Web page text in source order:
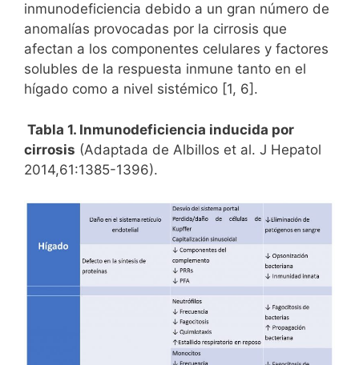
inmunodeficiencia debido a un gran número de
anomalías provocadas por la cirrosis que
afectan a los componentes celulares y factores
solubles de la respuesta inmune tanto en el
hígado como a nivel sistémico [1, 6].
Tabla 1. Inmunodeficiencia inducida por
cirrosis (Adaptada de Albillos et al. J Hepatol
2014,61:1385-1396).